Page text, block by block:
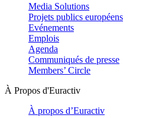
Media Solutions
Projets publics européens
Evénements
Emplois
Agenda
Communiqués de presse
Members’ Circle
À Propos d'Euractiv
À propos d’Euractiv